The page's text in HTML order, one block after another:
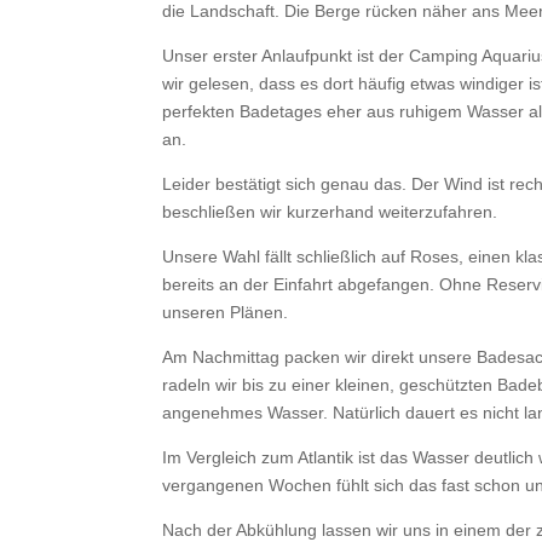
die Landschaft. Die Berge rücken näher ans
Unser erster Anlaufpunkt ist derCamping
wir gelesen, dass es dort häufig etwas windiger
perfekten Badetages eher aus ruhigem Wasser
an.
Leider bestätigt sich genau das. Der Wind ist
beschließen wir kurzerhand weiterzufahren.
Unsere Wahl fällt schließlich auf Roses, einen
bereits an der Einfahrt abgefangen. Ohne
unseren Plänen.
Am Nachmittag packen wir direkt unsere
radeln wir bis zu einer kleinen, geschützten
angenehmes Wasser. Natürlich dauert es nicht
Im Vergleich zum Atlantik ist das Wasser
vergangenen Wochen fühlt sich das fast schon
Nach der Abkühlung lassen wir uns in einem